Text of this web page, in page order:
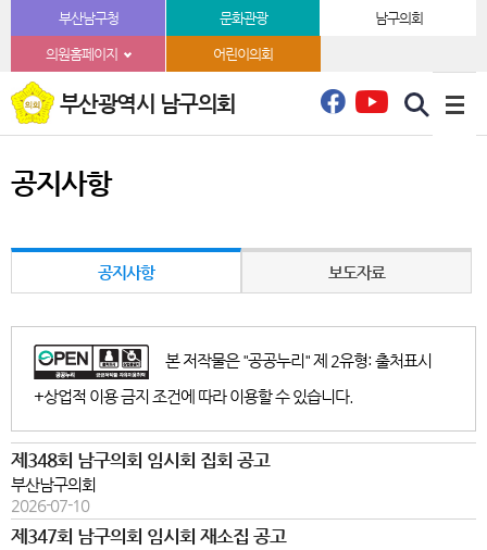
본문바로가기부산남구청 문화관광 남구의회
의원홈페이지 어린이의회
부산광역시 남구의회
공지사항
공지사항 보도자료
본 저작물은 "공공누리" 제 2유형: 출처표시
+상업적 이용 금지 조건에 따라 이용할 수 있습니다.
제348회 남구의회 임시회 집회 공고
부산남구의회
2026-07-10
제347회 남구의회 임시회 재소집 공고